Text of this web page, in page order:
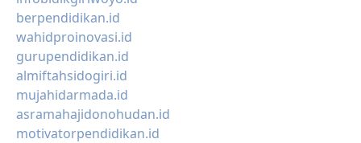
berpendidikan.id
wahidproinovasi.id
gurupendidikan.id
almiftahsidogiri.id
mujahidarmada.id
asramahajidonohudan.id
motivatorpendidikan.id